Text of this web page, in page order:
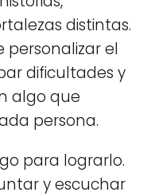
distintas.
personalizar el
dificultades y
algo que
persona.
para lograrlo.
y escuchar